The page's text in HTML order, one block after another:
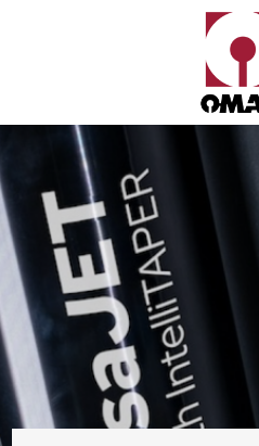
Panneau de gestion des cookies